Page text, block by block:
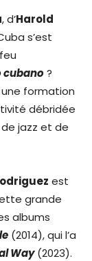
, d’Harold
s’est
cubano?
formation
débridée
jazz et de
est
grande
albums
(2014), qui l’a
Way(2023).